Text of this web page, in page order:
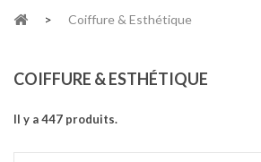
> Coiffure & Esthétique
COIFFURE & ESTHÉTIQUE
Il y a 447 produits.